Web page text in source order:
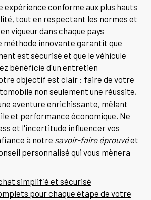
expérience conforme aux plus hauts
tout en respectant les normes et
vigueur dans chaque pays
innovante garantit que
est sécurisé et que le véhicule
bénéficie d'un entretien
objectif est clair : faire de votre
non seulement une réussite,
aventure enrichissante, mêlant
et performance économique. Ne
et l'incertitude influencer vos
à notre savoir-faire éprouvéet
personnalisé qui vous mènera
simplifié et sécurisé
pour chaque étape de votre